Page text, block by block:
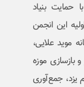
بنیاد
این انجمن
موید علایی،
بازسازی موزه
و رسوم یزد، جمع‌آوری